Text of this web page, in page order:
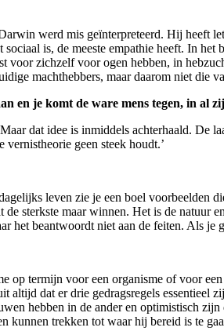
werd mis geïnterpreteerd. Hij heeft
is, de meeste empathie heeft. In het
zichzelf voor ogen hebben, in
machthebbers, maar daarom niet die
en je komt de ware mens tegen, in al
dat idee is inmiddels achterhaald. De
geen steek houdt.’
leven zie je een boel voorbeelden
sterkste maar winnen. Het is de natuur
beantwoordt niet aan de feiten. Als je
op termijn voor een organisme of voor
dat er drie gedragsregels essentieel
hebben in de ander en optimistisch
kunnen trekken tot waar hij bereid is te